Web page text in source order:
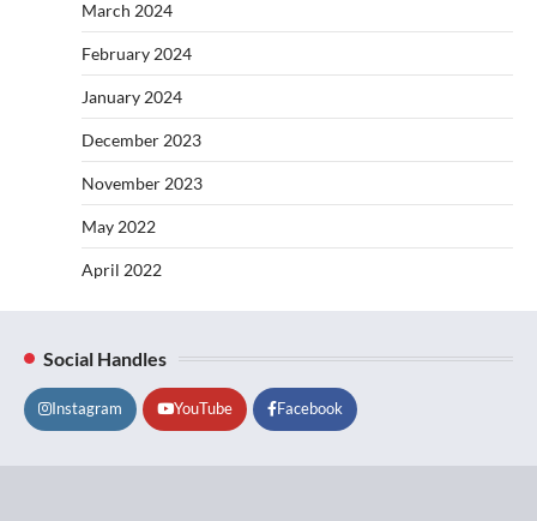
March 2024
February 2024
January 2024
December 2023
November 2023
May 2022
April 2022
Social Handles
Instagram YouTube Facebook